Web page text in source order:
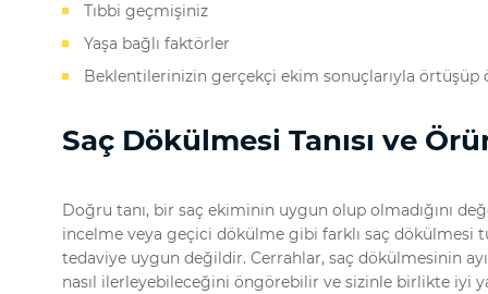
Tıbbi geçmişiniz
Yaşa bağlı faktörler
Beklentilerinizin gerçekçi ekim sonuçlarıyla örtüşüp
Saç Dökülmesi Tanısı ve
Doğru tanı, bir saç ekiminin uygun olup olmadığını
incelme veya geçici dökülme gibi farklı saç dökülmesi
tedaviye uygun değildir. Cerrahlar, saç dökülmesinin
nasıl ilerleyebileceğini öngörebilir ve sizinle birlikte iyi